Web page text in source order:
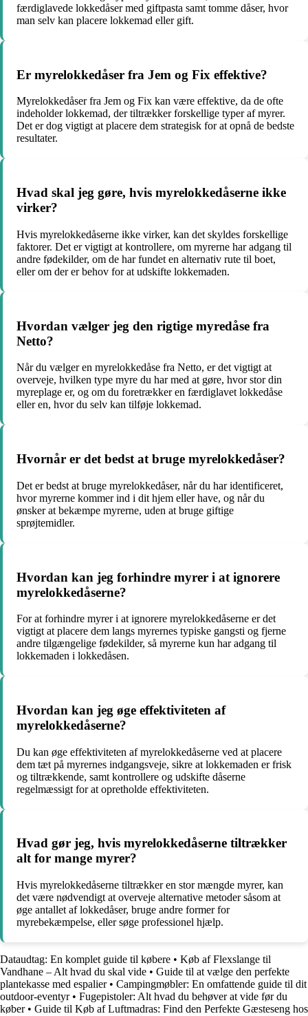
færdiglavede lokkedåser med giftpasta samt tomme dåser, hvor
man selv kan placere lokkemad eller gift.
Er myrelokkedåser fra Jem og Fix effektive?
Myrelokkedåser fra Jem og Fix kan være effektive, da de ofte
indeholder lokkemad, der tiltrækker forskellige typer af myrer.
Det er dog vigtigt at placere dem strategisk for at opnå de bedste
resultater.
Hvad skal jeg gøre, hvis myrelokkedåserne ikke
virker?
Hvis myrelokkedåserne ikke virker, kan det skyldes forskellige
faktorer. Det er vigtigt at kontrollere, om myrerne har adgang til
andre fødekilder, om de har fundet en alternativ rute til boet,
eller om der er behov for at udskifte lokkemaden.
Hvordan vælger jeg den rigtige myredåse fra
Netto?
Når du vælger en myrelokkedåse fra Netto, er det vigtigt at
overveje, hvilken type myre du har med at gøre, hvor stor din
myreplage er, og om du foretrækker en færdiglavet lokkedåse
eller en, hvor du selv kan tilføje lokkemad.
Hvornår er det bedst at bruge myrelokkedåser?
Det er bedst at bruge myrelokkedåser, når du har identificeret,
hvor myrerne kommer ind i dit hjem eller have, og når du
ønsker at bekæmpe myrerne, uden at bruge giftige
sprøjtemidler.
Hvordan kan jeg forhindre myrer i at ignorere
myrelokkedåserne?
For at forhindre myrer i at ignorere myrelokkedåserne er det
vigtigt at placere dem langs myrernes typiske gangsti og fjerne
andre tilgængelige fødekilder, så myrerne kun har adgang til
lokkemaden i lokkedåsen.
Hvordan kan jeg øge effektiviteten af
myrelokkedåserne?
Du kan øge effektiviteten af myrelokkedåserne ved at placere
dem tæt på myrernes indgangsveje, sikre at lokkemaden er frisk
og tiltrækkende, samt kontrollere og udskifte dåserne
regelmæssigt for at opretholde effektiviteten.
Hvad gør jeg, hvis myrelokkedåserne tiltrækker
alt for mange myrer?
Hvis myrelokkedåserne tiltrækker en stor mængde myrer, kan
det være nødvendigt at overveje alternative metoder såsom at
øge antallet af lokkedåser, bruge andre former for
myrebekæmpelse, eller søge professionel hjælp.
Dataudtag: En komplet guide til købere • Køb af Flexslange til
Vandhane – Alt hvad du skal vide • Guide til at vælge den perfekte
plantekasse med espalier• Campingmøbler: En omfattende guide til dit
outdoor-eventyr• Fugepistoler: Alt hvad du behøver at vide før du
køber• Guide til Køb af Luftmadras: Find den Perfekte Gæsteseng hos